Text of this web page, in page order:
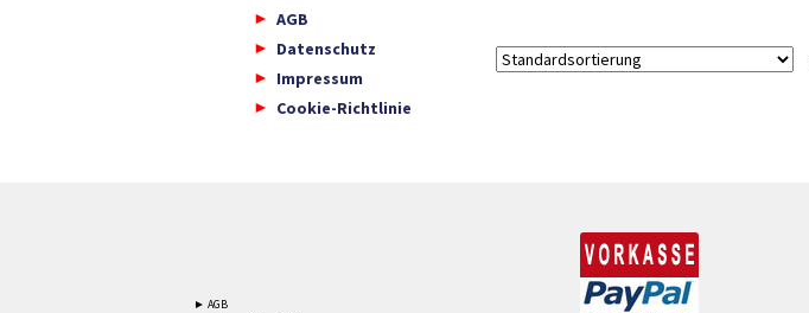
AGB
Datenschutz
Impressum
Cookie-Richtlinie
► AGB